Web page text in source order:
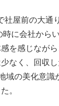
社屋前の大通
に会社から
を感じなが
なく、回収
域の美化意識
。